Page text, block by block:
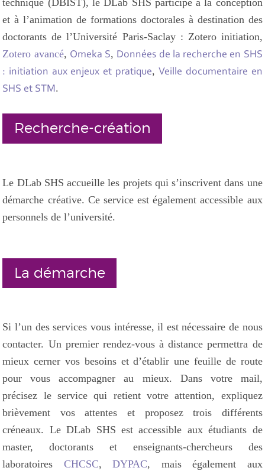
et à l’animation de formations doctorales à destination des
doctorants de l’Université Paris-Saclay : Zotero initiation,
Zotero avancé, Omeka S, Données de la recherche en SHS
: initiation aux enjeux et pratique,Veille documentaire en
SHS et STM.
Recherche-création
Le DLab SHS accueille les projets qui s’inscrivent dans une
démarche créative. Ce service est également accessible aux
personnels de l’université.
La démarche
Si l’un des services vous intéresse, il est nécessaire de nous
contacter. Un premier rendez-vous à distance permettra de
mieux cerner vos besoins et d’établir une feuille de route
pour vous accompagner au mieux. Dans votre mail,
précisez le service qui retient votre attention, expliquez
brièvement vos attentes et proposez trois différents
créneaux. Le DLab SHS est accessible aux étudiants de
master, doctorants et enseignants-chercheurs des
laboratoires CHCSC,DYPAC, mais également aux